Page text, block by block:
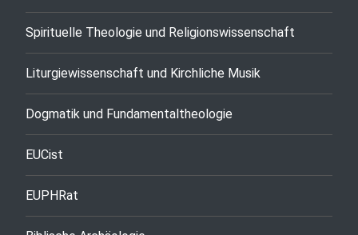
Spirituelle Theologie und Religionswissenschaft
Liturgiewissenschaft und Kirchliche Musik
Dogmatik und Fundamentaltheologie
EUCist
EUPHRat